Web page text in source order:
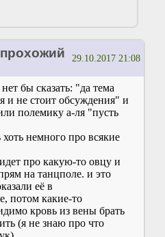
29.10.2017 21:08
бы сказать: "да тема
и не стоит обсуждения" и
полемику а-ля "пусть
немного про всякие
про какую-то овцу и
на танцполе. и это
её в
потом какие-то
кровь из вены брать
(я не знаю про что